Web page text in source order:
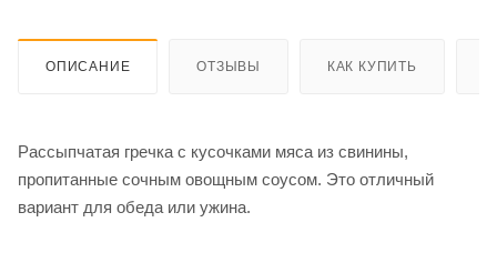
ОПИСАНИЕ ОТЗЫВЫ КАК КУПИТЬ
Рассыпчатая гречка с кусочками мяса из свинины,
пропитанные сочным овощным соусом. Это отличный
вариант для обеда или ужина.